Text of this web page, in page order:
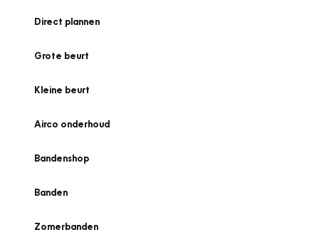
Direct plannen
Grote beurt
Kleine beurt
Airco onderhoud
Bandenshop
Banden
Zomerbanden